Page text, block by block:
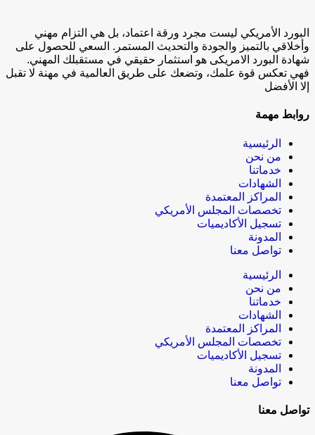
البورد الأمريكي ليست مجرد ورقة اعتماد، بل هي التزام مهني
وأخلاقي بالتميز والجودة والتحديث المستمر. السعي للحصول على
شهادة البورد الامريكى هو استثمار حقيقي في مستقبلك المهني.
فهي تعكس قوة علمك، وتضعك على طريق العالمية في مهنة لا تقبل
إلا الأفضل
روابط مهمة
الرئيسية
من نحن
خدماتنا
الشهادات
المراكز المعتمدة
تخصصات المجلس الأمريكي
تسجيل الأكاديميات
المدونة
تواصل معنا
الرئيسية
من نحن
خدماتنا
الشهادات
المراكز المعتمدة
تخصصات المجلس الأمريكي
تسجيل الأكاديميات
المدونة
تواصل معنا
تواصل معنا